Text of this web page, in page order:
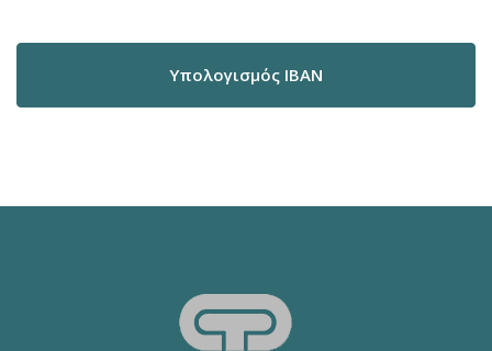
Υπολογισμός IBAN